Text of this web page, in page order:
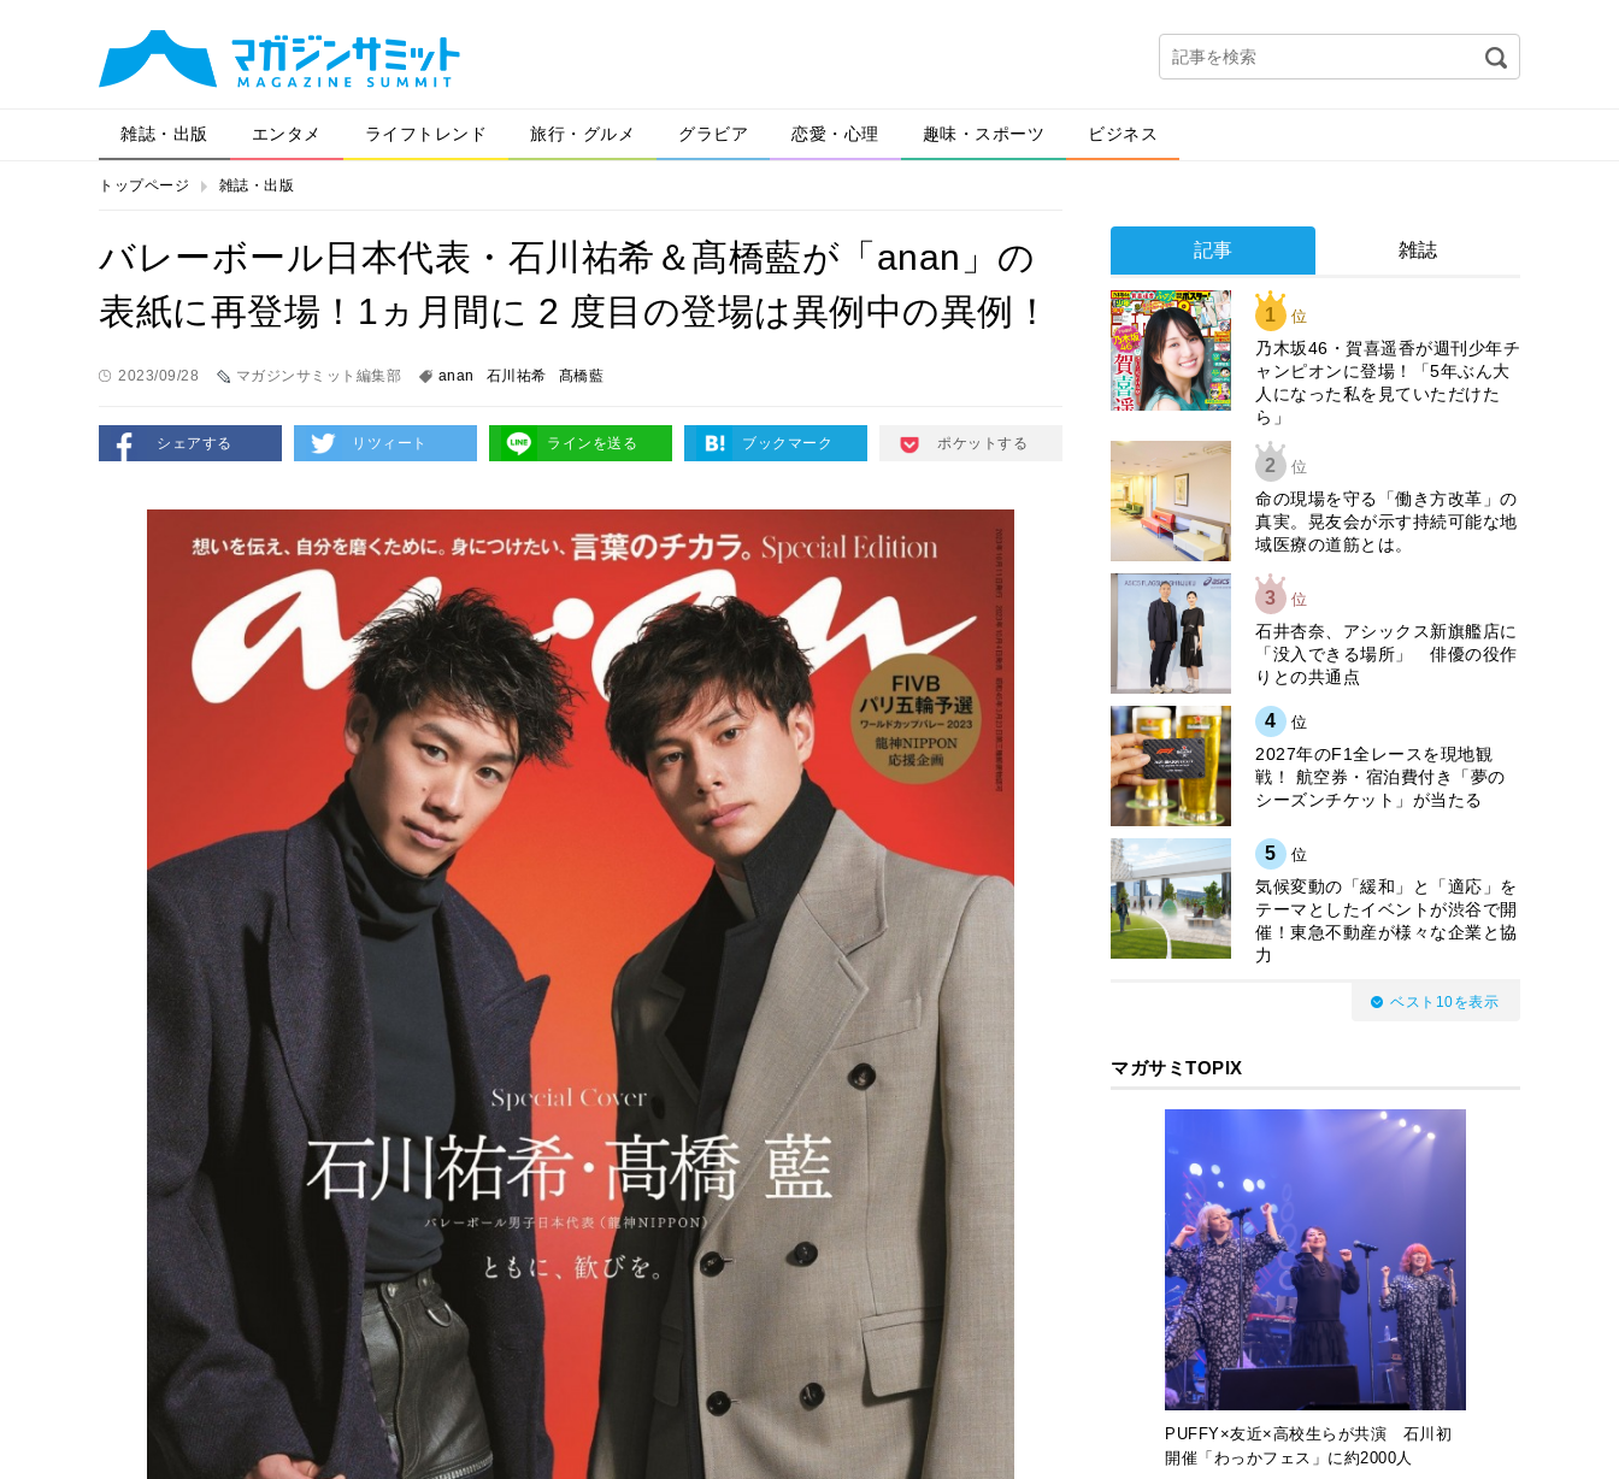
雑誌・出版 エンタメ ライフトレンド 旅行・グルメ グラビア 恋愛・心理 趣味・スポーツ ビジネス
トップページ 雑誌・出版
バレーボール日本代表・石川祐希＆髙橋藍が「anan」の
表紙に再登場！1ヵ月間に 2 度目の登場は異例中の異例！
2023/09/28 マガジンサミット編集部 anan 石川祐希 髙橋藍
シェアする リツィート ラインを送る ブックマーク ポケットする
記事 雑誌
1 位
乃木坂46・賀喜遥香が週刊少年チ
ャンピオンに登場！「5年ぶん大
人になった私を見ていただけた
ら」
2 位
​命の現場を守る「働き方改革」の
真実。晃友会が示す持続可能な地
域医療の道筋とは。
3 位
石井杏奈、アシックス新旗艦店に
「没入できる場所」 俳優の役作
りとの共通点
4 位
2027年のF1全レースを現地観
戦！ 航空券・宿泊費付き「夢の
シーズンチケット」が当たる
5 位
気候変動の「緩和」と「適応」を
テーマとしたイベントが渋谷で開
催！東急不動産が様々な企業と協
力
ベスト10を表示
マガサミTOPIX
PUFFY×友近×高校生らが共演 石川初
開催「わっかフェス」に約2000人